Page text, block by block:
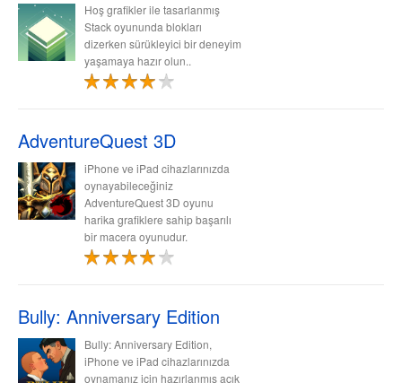
Hoş grafikler ile tasarlanmış
Stack oyununda blokları
dizerken sürükleyici bir deneyim
yaşamaya hazır olun..
AdventureQuest 3D
iPhone ve iPad cihazlarınızda
oynayabileceğiniz
AdventureQuest 3D oyunu
harika grafiklere sahip başarılı
bir macera oyunudur.
Bully: Anniversary Edition
Bully: Anniversary Edition,
iPhone ve iPad cihazlarınızda
oynamanız için hazırlanmış açık